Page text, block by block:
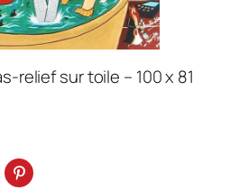
relief sur toile – 100 x 81